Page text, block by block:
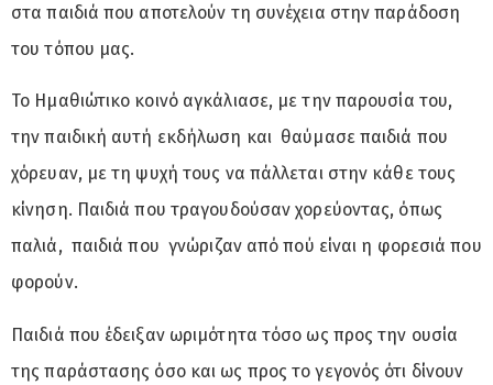
στα παιδιά που αποτελούν τη συνέχεια στην παράδοση
του τόπου μας.
Το Ημαθιώτικο κοινό αγκάλιασε, με την παρουσία του,
την παιδική αυτή εκδήλωση και θαύμασε παιδιά που
χόρευαν, με τη ψυχή τους να πάλλεται στην κάθε τους
κίνηση. Παιδιά που τραγουδούσαν χορεύοντας, όπως
παλιά, παιδιά που γνώριζαν από πού είναι η φορεσιά που
φορούν.
Παιδιά που έδειξαν ωριμότητα τόσο ως προς την ουσία
της παράστασης όσο και ως προς το γεγονός ότι δίνουν